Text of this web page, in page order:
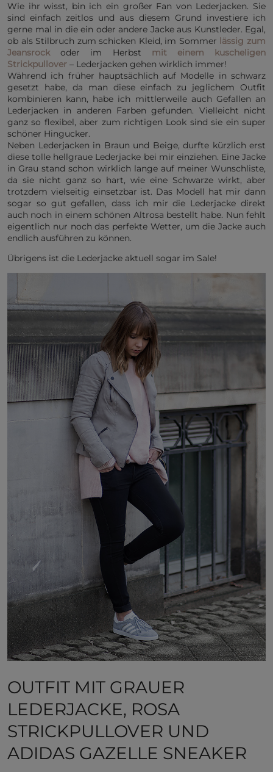
Wie ihr wisst, bin ich ein großer Fan von Lederjacken. Sie
sind einfach zeitlos und aus diesem Grund investiere ich
gerne mal in die ein oder andere Jacke aus Kunstleder. Egal,
ob als Stilbruch zum schicken Kleid, im Sommer lässig zum
Jeansrockoder im Herbst mit einem kuscheligen
Strickpullover – Lederjacken gehen wirklich immer!
Während ich früher hauptsächlich auf Modelle in schwarz
gesetzt habe, da man diese einfach zu jeglichem Outfit
kombinieren kann, habe ich mittlerweile auch Gefallen an
Lederjacken in anderen Farben gefunden. Vielleicht nicht
ganz so flexibel, aber zum richtigen Look sind sie ein super
schöner Hingucker.
Neben Lederjacken in Braun und Beige, durfte kürzlich erst
diese tolle hellgraue Lederjacke bei mir einziehen. Eine Jacke
in Grau stand schon wirklich lange auf meiner Wunschliste,
da sie nicht ganz so hart, wie eine Schwarze wirkt, aber
trotzdem vielseitig einsetzbar ist. Das Modell hat mir dann
sogar so gut gefallen, dass ich mir die Lederjacke direkt
auch noch in einem schönen Altrosa bestellt habe. Nun fehlt
eigentlich nur noch das perfekte Wetter, um die Jacke auch
endlich ausführen zu können.
Übrigens ist die Lederjacke aktuell sogar im Sale!
OUTFIT MIT GRAUER
LEDERJACKE, ROSA
STRICKPULLOVER UND
ADIDAS GAZELLE SNEAKER